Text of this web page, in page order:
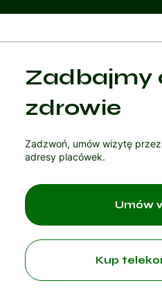
Zadbajmy
zdrowie
Zadzwoń, umów wizytę
adresy placówek.
Kup
Umów